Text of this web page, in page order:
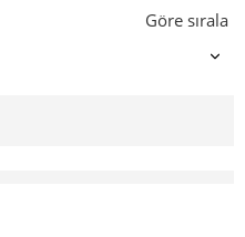
Göre sırala